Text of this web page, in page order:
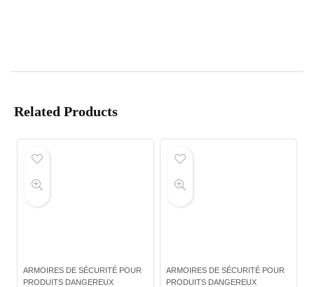
Related Products
ARMOIRES DE SÉCURITÉ POUR
PRODUITS DANGEREUX
ARMOIRES DE SÉCURITÉ POUR
PRODUITS DANGEREUX